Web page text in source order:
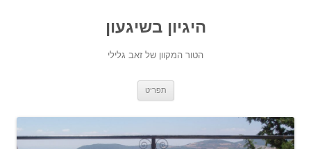
היגיון בשיגעון
הטור המקוון של זאב גלילי
תפריט